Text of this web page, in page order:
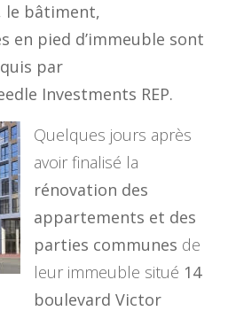
le bâtiment,
en pied d’immeuble sont
par
Investments REP.
Quelques jours après
avoir finalisé la
rénovation des
appartements et des
parties communes de
leur immeuble situé 14
boulevard Victor